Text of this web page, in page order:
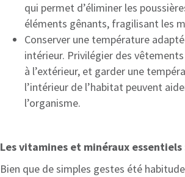
qui permet d’éliminer les
éléments gênants, fragilisant les
Conserver une température
intérieur. Privilégier des
à l’extérieur, et garder une
l’intérieur de l’habitat peuvent
l’organisme.
Les vitamines et minéraux essentiels
Bien que de simples gestes été